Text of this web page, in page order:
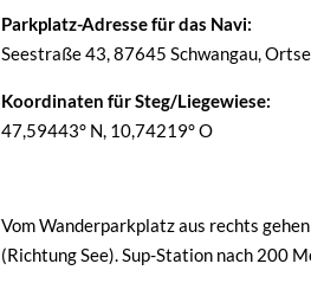
Parkplatz-Adresse für das Navi:
Seestraße 43, 87645 Schwangau,
Koordinaten für Steg/Liegewiese:
47,59443° N, 10,74219° O
Vom Wanderparkplatz aus rechts
(Richtung See). Sup-Station nach 200